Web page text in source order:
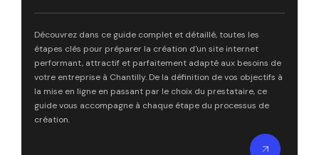
Découvrez dans ce guide complet et détaillé, toutes les
étapes clés pour préparer la création d'un site internet
performant, attractif et parfaitement adapté aux besoins de
votre entreprise à Chantilly. De la définition de vos objectifs à
la mise en ligne en passant par le choix du prestataire, ce
guide vous accompagne à chaque étape du processus de
création.